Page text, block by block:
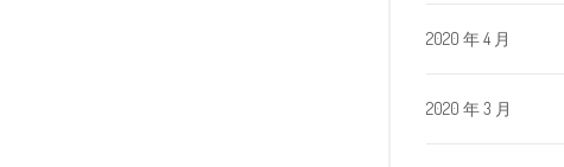
2020 年 4 月
2020 年 3 月